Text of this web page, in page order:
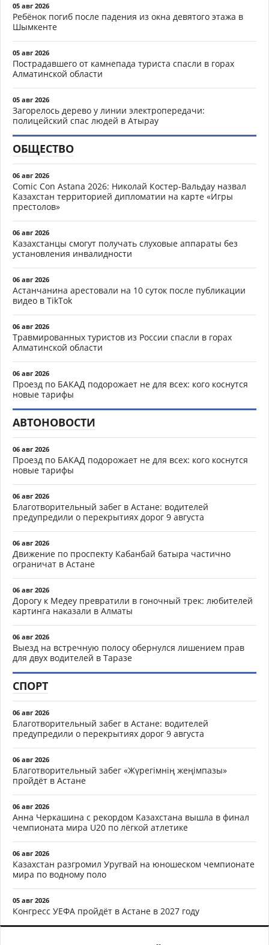
05 авг 2026
Ребёнок погиб после падения из окна девятого этажа в
Шымкенте
05 авг 2026
Пострадавшего от камнепада туриста спасли в горах
Алматинской области
05 авг 2026
Загорелось дерево у линии электропередачи:
полицейский спас людей в Атырау
ОБЩЕСТВО
06 авг 2026
Comic Con Astana 2026: Николай Костер-Вальдау назвал
Казахстан территорией дипломатии на карте «Игры
престолов»
06 авг 2026
Казахстанцы смогут получать слуховые аппараты без
установления инвалидности
06 авг 2026
Астанчанина арестовали на 10 суток после публикации
видео в TikTok
06 авг 2026
Травмированных туристов из России спасли в горах
Алматинской области
06 авг 2026
Проезд по БАКАД подорожает не для всех: кого коснутся
новые тарифы
АВТОНОВОСТИ
06 авг 2026
Проезд по БАКАД подорожает не для всех: кого коснутся
новые тарифы
06 авг 2026
Благотворительный забег в Астане: водителей
предупредили о перекрытиях дорог 9 августа
06 авг 2026
Движение по проспекту Кабанбай батыра частично
ограничат в Астане
06 авг 2026
Дорогу к Медеу превратили в гоночный трек: любителей
картинга наказали в Алматы
06 авг 2026
Выезд на встречную полосу обернулся лишением прав
для двух водителей в Таразе
СПОРТ
06 авг 2026
Благотворительный забег в Астане: водителей
предупредили о перекрытиях дорог 9 августа
06 авг 2026
Благотворительный забег «Жүрегімнің жеңімпазы»
пройдёт в Астане
06 авг 2026
Анна Черкашина с рекордом Казахстана вышла в финал
чемпионата мира U20 по лёгкой атлетике
06 авг 2026
Казахстан разгромил Уругвай на юношеском чемпионате
мира по водному поло
05 авг 2026
Конгресс УЕФА пройдёт в Астане в 2027 году